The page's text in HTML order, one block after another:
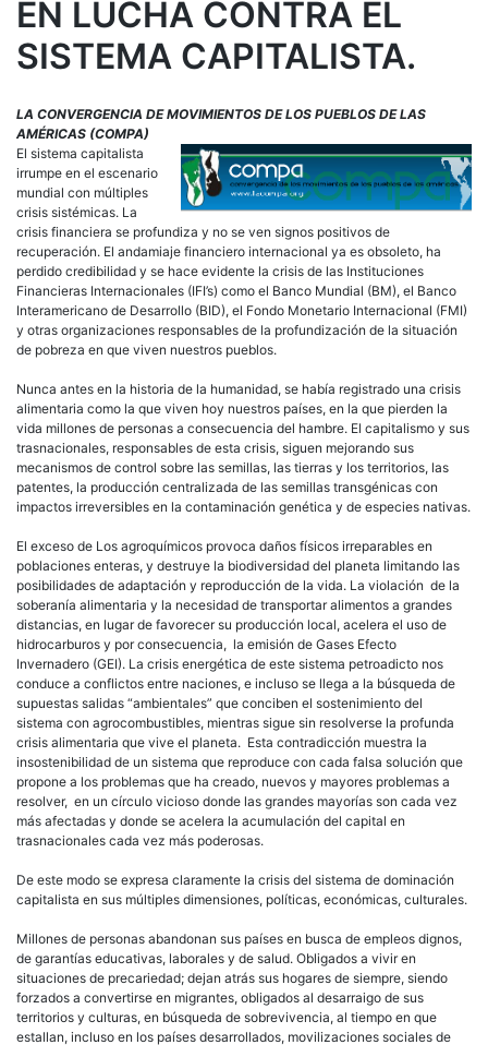
EN LUCHA CONTRA EL
SISTEMA CAPITALISTA.
LA CONVERGENCIA DE MOVIMIENTOS DE LOS PUEBLOS DE LAS
AMÉRICAS (COMPA)
El sistema capitalista
irrumpe en el escenario
mundial con múltiples
crisis sistémicas. La
crisis financiera se profundiza y no se ven signos positivos de
recuperación. El andamiaje financiero internacional ya es obsoleto, ha
perdido credibilidad y se hace evidente la crisis de las Instituciones
Financieras Internacionales (IFI’s) como el Banco Mundial (BM), el Banco
Interamericano de Desarrollo (BID), el Fondo Monetario Internacional (FMI)
y otras organizaciones responsables de la profundización de la situación
de pobreza en que viven nuestros pueblos.
Nunca antes en la historia de la humanidad, se había registrado una crisis
alimentaria como la que viven hoy nuestros países, en la que pierden la
vida millones de personas a consecuencia del hambre. El capitalismo y sus
trasnacionales, responsables de esta crisis, siguen mejorando sus
mecanismos de control sobre las semillas, las tierras y los territorios, las
patentes, la producción centralizada de las semillas transgénicas con
impactos irreversibles en la contaminación genética y de especies nativas.
El exceso de Los agroquímicos provoca daños físicos irreparables en
poblaciones enteras, y destruye la biodiversidad del planeta limitando las
posibilidades de adaptación y reproducción de la vida. La violación de la
soberanía alimentaria y la necesidad de transportar alimentos a grandes
distancias, en lugar de favorecer su producción local, acelera el uso de
hidrocarburos y por consecuencia, la emisión de Gases Efecto
Invernadero (GEI). La crisis energética de este sistema petroadicto nos
conduce a conflictos entre naciones, e incluso se llega a la búsqueda de
supuestas salidas “ambientales” que conciben el sostenimiento del
sistema con agrocombustibles, mientras sigue sin resolverse la profunda
crisis alimentaria que vive el planeta. Esta contradicción muestra la
insostenibilidad de un sistema que reproduce con cada falsa solución que
propone a los problemas que ha creado, nuevos y mayores problemas a
resolver, en un círculo vicioso donde las grandes mayorías son cada vez
más afectadas y donde se acelera la acumulación del capital en
trasnacionales cada vez más poderosas.
De este modo se expresa claramente la crisis del sistema de dominación
capitalista en sus múltiples dimensiones, políticas, económicas, culturales.
Millones de personas abandonan sus países en busca de empleos dignos,
de garantías educativas, laborales y de salud. Obligados a vivir en
situaciones de precariedad; dejan atrás sus hogares de siempre, siendo
forzados a convertirse en migrantes, obligados al desarraigo de sus
territorios y culturas, en búsqueda de sobrevivencia, al tiempo en que
estallan, incluso en los países desarrollados, movilizaciones sociales de